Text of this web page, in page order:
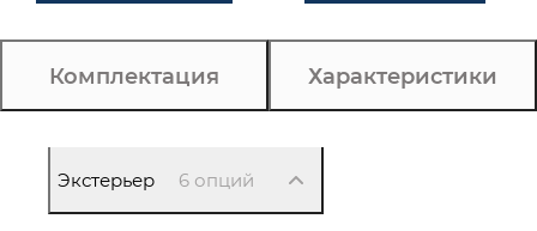
Комплектация Характеристики
Экстерьер 6 опций